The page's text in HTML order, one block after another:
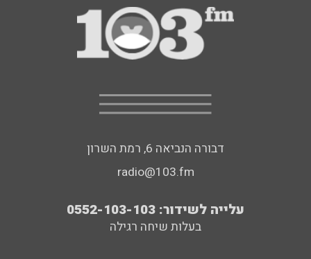
דבורה הנביאה 6, רמת השרון
radio@103.fm
עלייה לשידור: 0552-103-103
בעלות שיחה רגילה